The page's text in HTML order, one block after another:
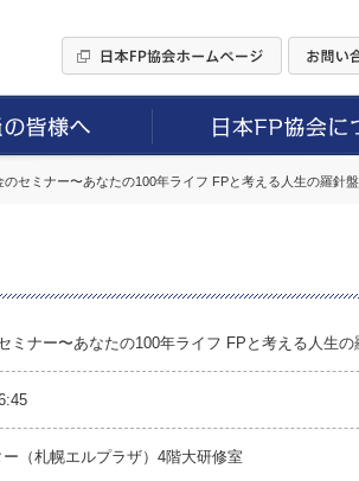
のセミナー〜あなたの100年ライフ FPと考える人生の羅針
ミナー〜あなたの100年ライフ FPと考える人生の
（札幌エルプラザ）4階大研修室